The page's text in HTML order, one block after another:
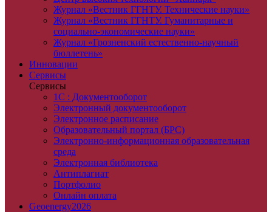
Журнал «Вестник ГГНТУ. Технические науки»
Журнал «Вестник ГГНТУ. Гуманитарные и
социально-экономические науки»
Журнал «Грозненский естественно-научный
бюллетень»
Инновации
Сервисы
Сервисы
1С : Документооборот
Электронный документооборот
Электронное расписание
Образовательный портал (БРС)
Электронно-информационная образовательная
среда
Электронная библиотека
Антиплагиат
Портфолио
Онлайн оплата
Geoenergy2026